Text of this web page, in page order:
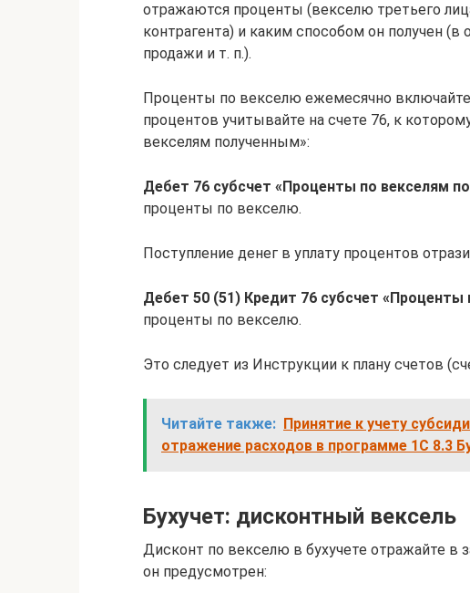
отражаются проценты (векселю третьего
контрагента) и каким способом он получен (в
продажи и т. п.).
Проценты по векселю ежемесячно
процентов учитывайте на счете 76, к
векселям полученным»:
Дебет 76 субсчет «Проценты по векселям
проценты по векселю.
Поступление денег в уплату процентов
Дебет 50 (51) Кредит 76 субсчет
проценты по векселю.
Это следует из Инструкции к плану счетов
Читайте также: Принятие к учету
отражение расходов в программе 1С 8.3
Бухучет: дисконтный вексель
Дисконт по векселю в бухучете отражайте в
он предусмотрен: